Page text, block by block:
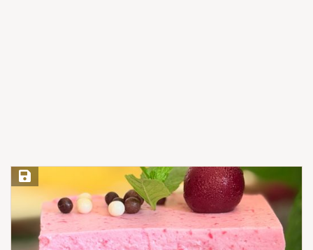
Save Recipe